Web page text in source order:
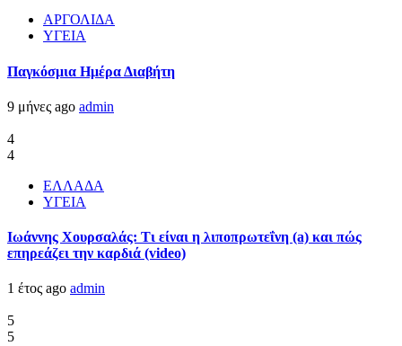
ΑΡΓΟΛΙΔΑ
ΥΓΕΙΑ
Παγκόσμια Ημέρα Διαβήτη
9 μήνες ago admin
4
4
ΕΛΛΑΔΑ
ΥΓΕΙΑ
Ιωάννης Χουρσαλάς: Τι είναι η λιποπρωτεΐνη (a) και πώς
επηρεάζει την καρδιά (video)
1 έτος ago admin
5
5